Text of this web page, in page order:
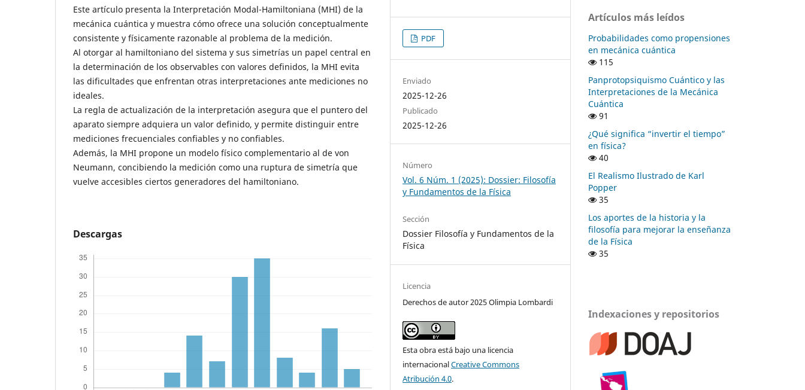
Este artículo presenta la Interpretación Modal-Hamiltoniana (MHI) de la
mecánica cuántica y muestra cómo ofrece una solución conceptualmente
consistente y físicamente razonable al problema de la medición.
Al otorgar al hamiltoniano del sistema y sus simetrías un papel central en
la determinación de los observables con valores definidos, la MHI evita
las dificultades que enfrentan otras interpretaciones ante mediciones no
ideales.
La regla de actualización de la interpretación asegura que el puntero del
aparato siempre adquiera un valor definido, y permite distinguir entre
mediciones frecuenciales confiables y no confiables.
Además, la MHI propone un modelo físico complementario al de von
Neumann, concibiendo la medición como una ruptura de simetría que
vuelve accesibles ciertos generadores del hamiltoniano.
Descargas
PDF
Enviado
2025-12-26
Publicado
2025-12-26
Número
Vol. 6 Núm. 1 (2025): Dossier: Filosofía
y Fundamentos de la Física
Sección
Dossier Filosofía y Fundamentos de la
Física
Licencia
Derechos de autor 2025 Olimpia Lombardi
Esta obra está bajo una licencia
internacionalCreative Commons
Atribución 4.0.
Artículos más leídos
Probabilidades como propensiones
en mecánica cuántica
115
Panprotopsiquismo Cuántico y las
Interpretaciones de la Mecánica
Cuántica
91
¿Qué significa “invertir el tiempo”
en física?
40
El Realismo Ilustrado de Karl
Popper
35
Los aportes de la historia y la
filosofía para mejorar la enseñanza
de la Física
35
Indexaciones y repositorios